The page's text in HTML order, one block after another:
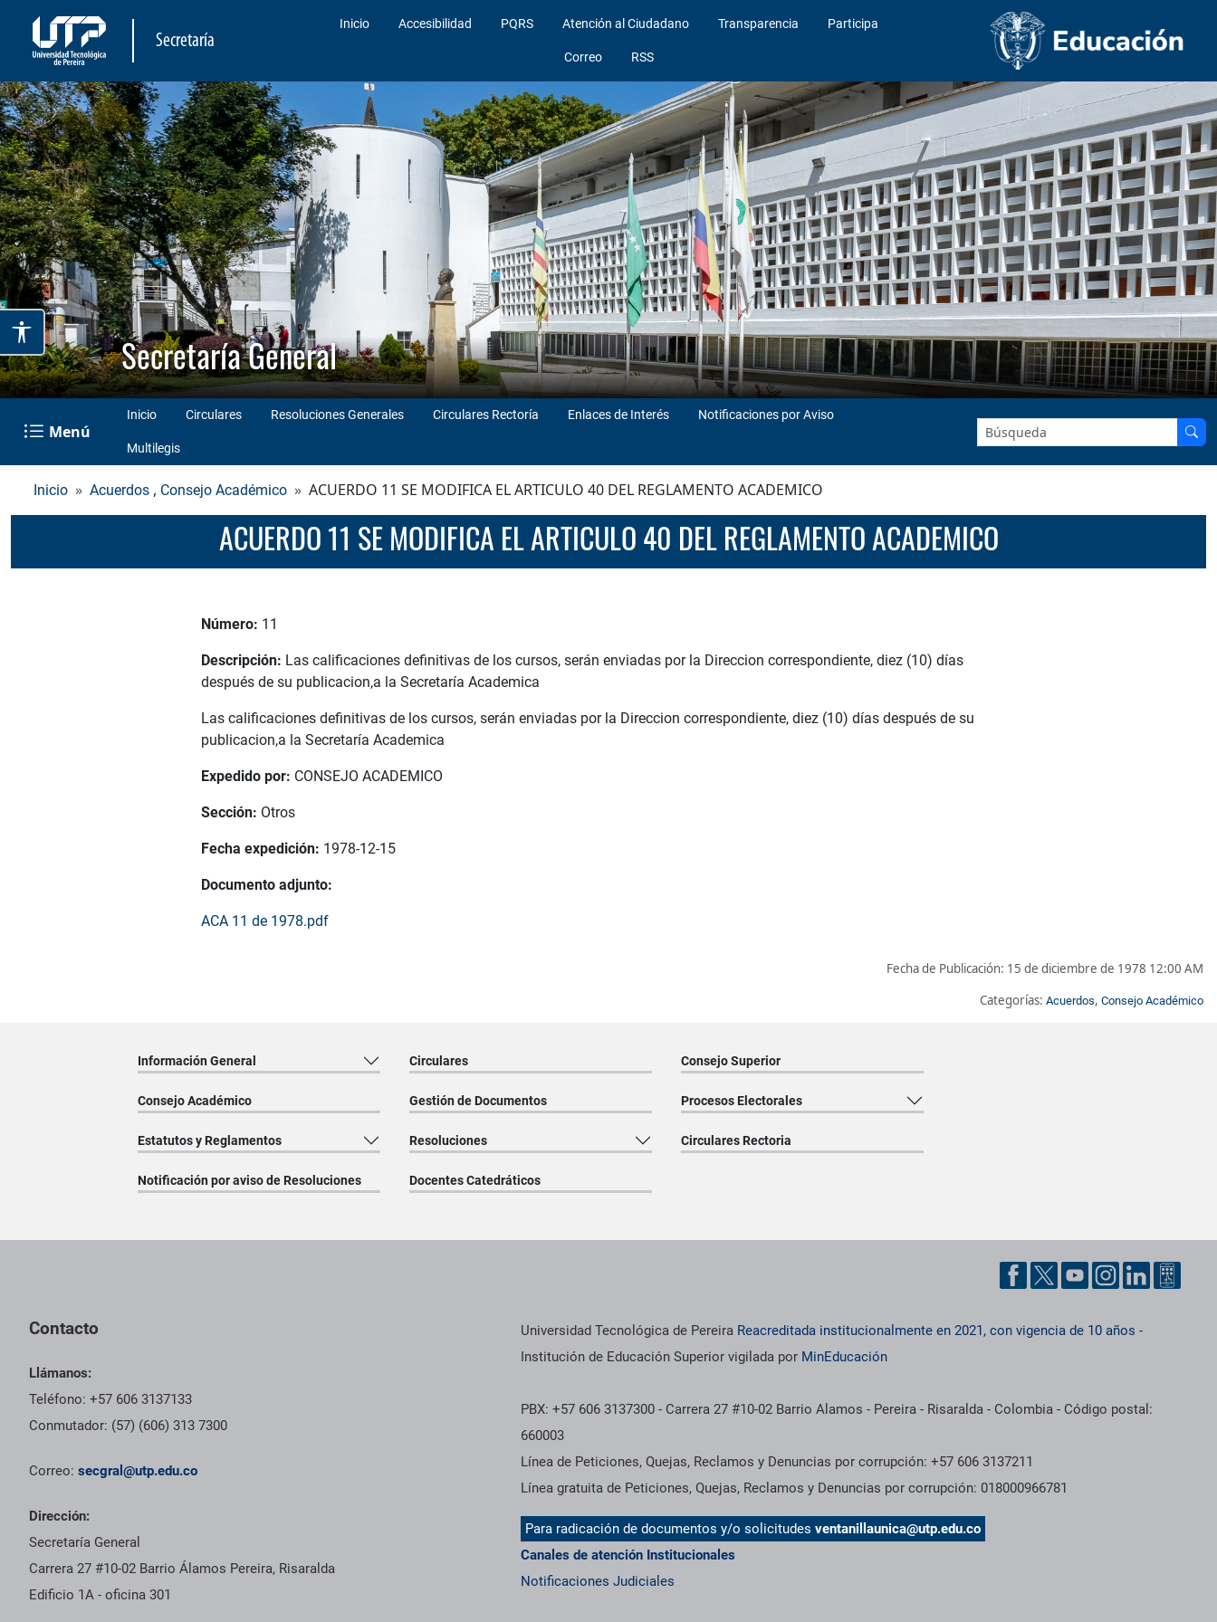
Secretaría
Inicio Accesibilidad PQRS Atención al Ciudadano Transparencia Participa
Correo RSS
Secretaría General
Menú
Inicio Circulares Resoluciones Generales Circulares Rectoría Enlaces de Interés Notificaciones por Aviso
Multilegis
Buscar en el sitio:
Inicio Acuerdos , Consejo Académico ACUERDO 11 SE MODIFICA EL ARTICULO 40 DEL REGLAMENTO ACADEMICO
ACUERDO 11 SE MODIFICA EL ARTICULO 40 DEL REGLAMENTO ACADEMICO
Número: 11
Descripción: Las calificaciones definitivas de los cursos, serán enviadas por la Direccion correspondiente, diez (10) días
después de su publicacion,a la Secretaría Academica
Las calificaciones definitivas de los cursos, serán enviadas por la Direccion correspondiente, diez (10) días después de su
publicacion,a la Secretaría Academica
Expedido por: CONSEJO ACADEMICO
Sección: Otros
Fecha expedición: 1978-12-15
Documento adjunto:
ACA 11 de 1978.pdf
Fecha de Publicación: 15 de diciembre de 1978 12:00 AM
Categorías: Acuerdos, Consejo Académico
Información General Circulares Consejo Superior
Consejo Académico Gestión de Documentos Procesos Electorales
Estatutos y Reglamentos Resoluciones Circulares Rectoria
Notificación por aviso de Resoluciones Docentes Catedráticos
Contacto
Llámanos:
Teléfono: +57 606 3137133
Conmutador: (57) (606) 313 7300
Correo: secgral@utp.edu.co
Dirección:
Secretaría General
Carrera 27 #10-02 Barrio Álamos Pereira, Risaralda
Edificio 1A - oficina 301
Información institucional
Universidad Tecnológica de Pereira Reacreditada institucionalmente en 2021, con vigencia de 10 años -
Institución de Educación Superior vigilada por MinEducación
PBX: +57 606 3137300 - Carrera 27 #10-02 Barrio Alamos - Pereira - Risaralda - Colombia - Código postal:
660003
Línea de Peticiones, Quejas, Reclamos y Denuncias por corrupción: +57 606 3137211
Línea gratuita de Peticiones, Quejas, Reclamos y Denuncias por corrupción: 018000966781
Para radicación de documentos y/o solicitudesventanillaunica@utp.edu.co
Canales de atención Institucionales
Notificaciones Judiciales